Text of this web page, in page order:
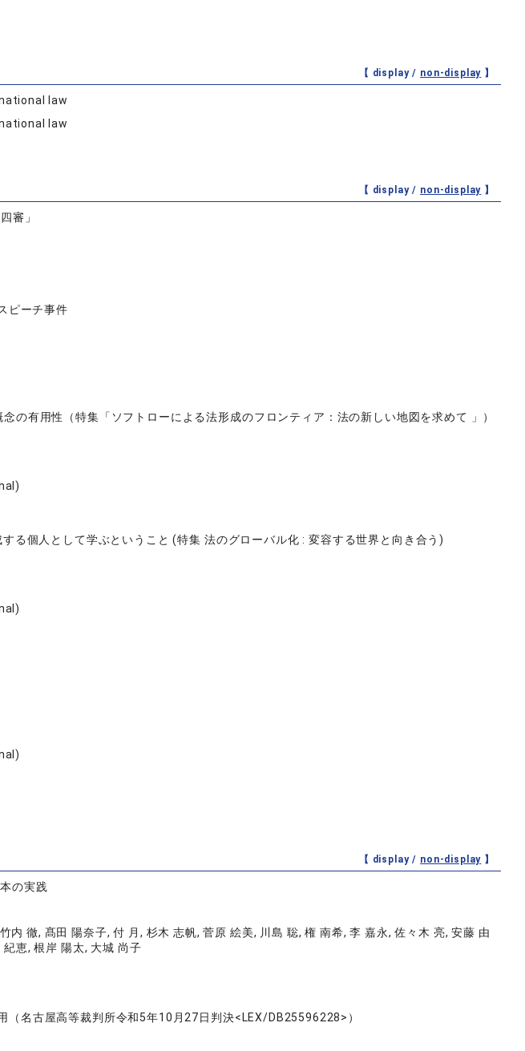
【 display / non-display 】
law
law
【 display / non-display 】
審」
ピーチ事件
の有用性（特集「ソフトローによる法形成のフロンティア：法の新しい地図を求めて 」）
る個人として学ぶということ (特集 法のグローバル化 : 変容する世界と向き合う)
【 display / non-display 】
の実践
内 徹, 髙田 陽奈子, 付 月, 杉木 志帆, 菅原 絵美, 川島 聡, 権 南希, 李 嘉永, 佐々木 亮, 安藤 由
恵, 根岸 陽太, 大城 尚子
（名古屋高等裁判所令和5年10月27日判決<LEX/DB25596228>）